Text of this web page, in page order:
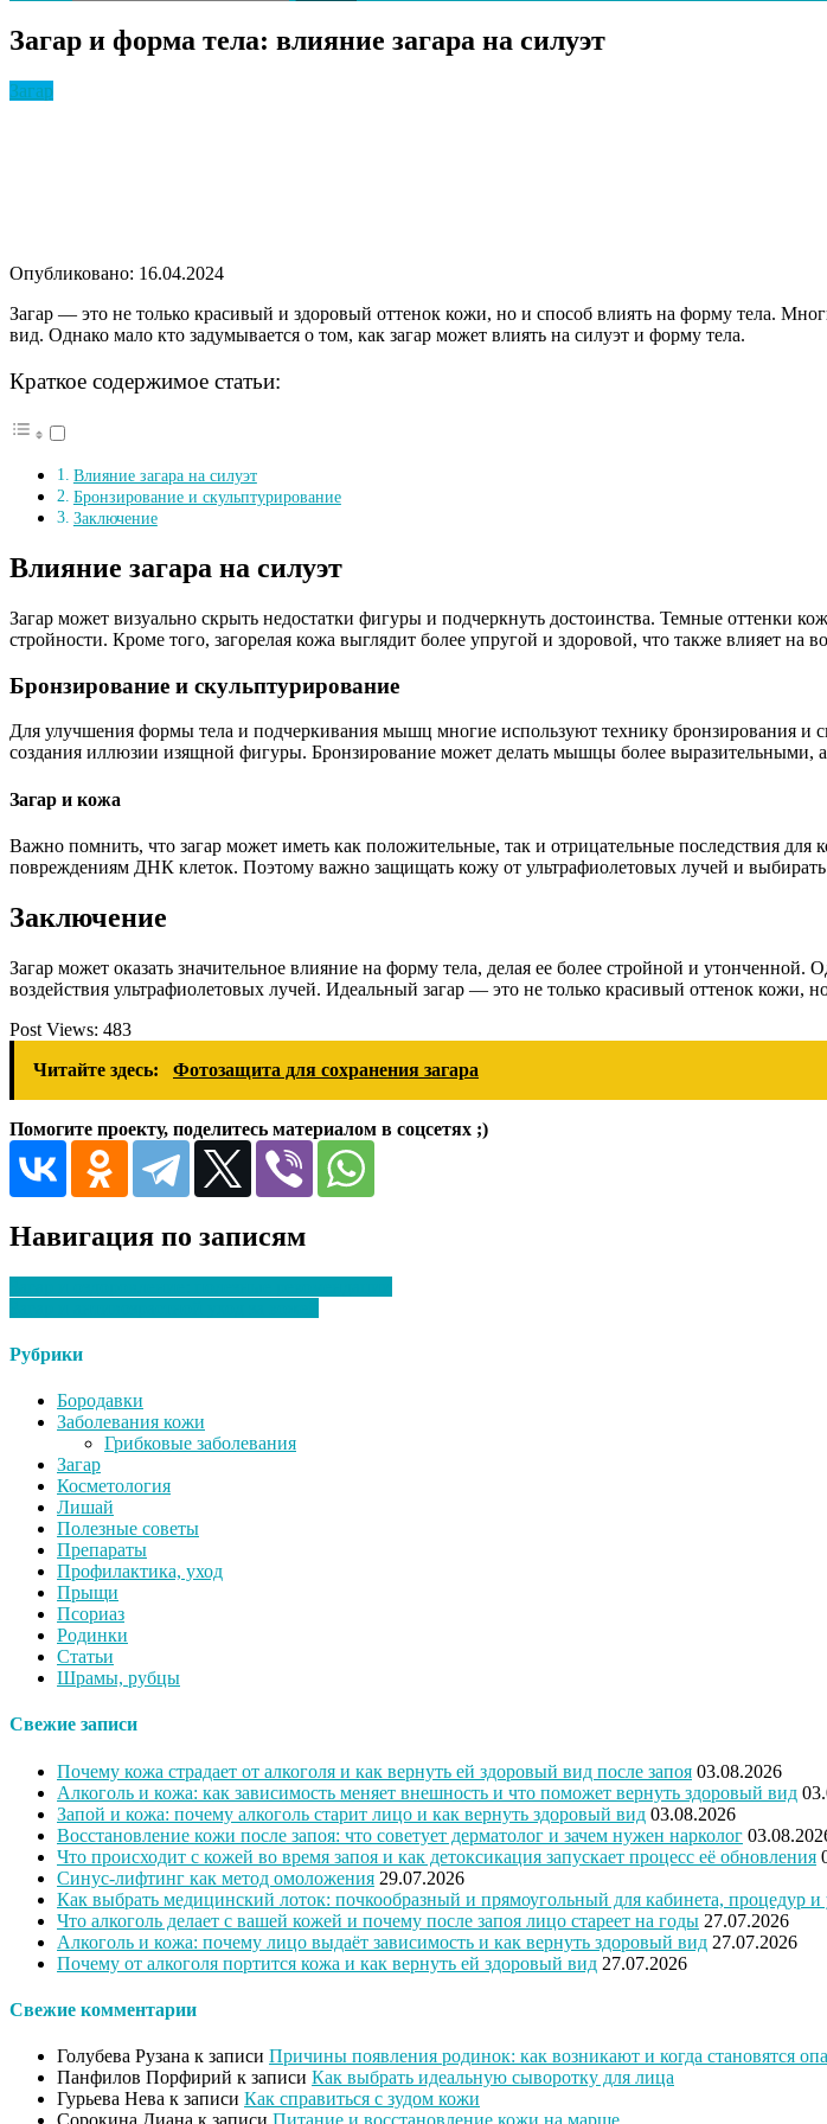
Загар и форма тела: влияние загара на силуэт
Загар
Опубликовано: 16.04.2024
Загар — это не только красивый и здоровый оттенок кожи, но и способ влиять на форму тела.
вид. Однако мало кто задумывается о том, как загар может влиять на силуэт и форму тела.
Краткое содержимое статьи:
Влияние загара на силуэт
Бронзирование и скульптурирование
Заключение
Влияние загара на силуэт
Загар может визуально скрыть недостатки фигуры и подчеркнуть достоинства. Темные оттенки
стройности. Кроме того, загорелая кожа выглядит более упругой и здоровой, что также влияет на
Бронзирование и скульптурирование
Для улучшения формы тела и подчеркивания мышц многие используют технику бронзирования и
создания иллюзии изящной фигуры. Бронзирование может делать мышцы более выразительными,
Загар и кожа
Важно помнить, что загар может иметь как положительные, так и отрицательные последствия
повреждениям ДНК клеток. Поэтому важно защищать кожу от ультрафиолетовых лучей и выбирать
Заключение
Загар может оказать значительное влияние на форму тела, делая ее более стройной и
воздействия ультрафиолетовых лучей. Идеальный загар — это не только красивый оттенок кожи,
Post Views: 483
Читайте здесь:
Фотозащита для сохранения загара
Помогите проекту, поделитесь материалом в соцсетях ;)
Навигация по записям
Рубрики
Бородавки
Заболевания кожи
Грибковые заболевания
Загар
Косметология
Лишай
Полезные советы
Препараты
Профилактика, уход
Прыщи
Псориаз
Родинки
Статьи
Шрамы, рубцы
Свежие записи
Почему кожа страдает от алкоголя и как вернуть ей здоровый вид после запоя 03.08.2026
Алкоголь и кожа: как зависимость меняет внешность и что поможет вернуть здоровый вид
Запой и кожа: почему алкоголь старит лицо и как вернуть здоровый вид 03.08.2026
Восстановление кожи после запоя: что советует дерматолог и зачем нужен нарколог
Что происходит с кожей во время запоя и как детоксикация запускает процесс её обновления
Синус-лифтинг как метод омоложения 29.07.2026
Как выбрать медицинский лоток: почкообразный и прямоугольный для кабинета, процедур и
Что алкоголь делает с вашей кожей и почему после запоя лицо стареет на годы 27.07.2026
Алкоголь и кожа: почему лицо выдаёт зависимость и как вернуть здоровый вид 27.07.2026
Почему от алкоголя портится кожа и как вернуть ей здоровый вид 27.07.2026
Свежие комментарии
Голубева Рузана к записи Причины появления родинок: как возникают и когда становятся
Панфилов Порфирий к записи Как выбрать идеальную сыворотку для лица
Гурьева Нева к записи Как справиться с зудом кожи